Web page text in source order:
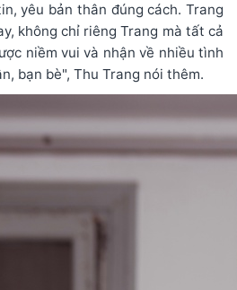
yêu bản thân đúng cách. Trang
không chỉ riêng Trang mà tất cả
niềm vui và nhận về nhiều tình
bạn bè", Thu Trang nói thêm.